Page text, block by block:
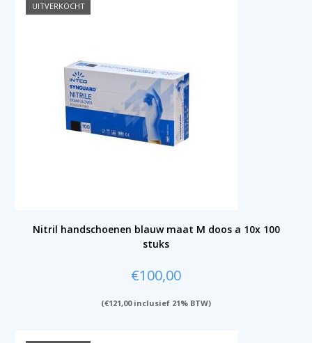
UITVERKOCHT
Nitril handschoenen blauw maat M doos a 10x 100
stuks
€100,00
(€121,00inclusief 21% BTW)